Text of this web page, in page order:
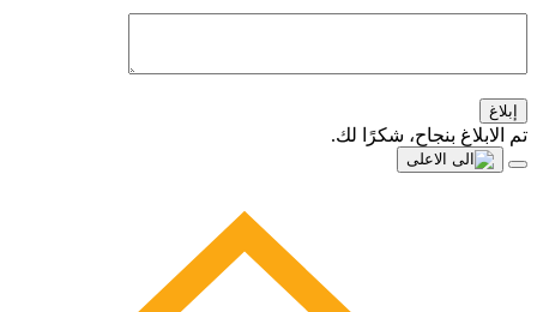
إبلاغ
تم الابلاغ بنجاح، شكرًا لك.